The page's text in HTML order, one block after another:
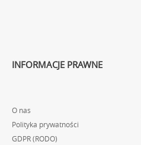
INFORMACJE PRAWNE
O nas
Polityka prywatności
GDPR (RODO)